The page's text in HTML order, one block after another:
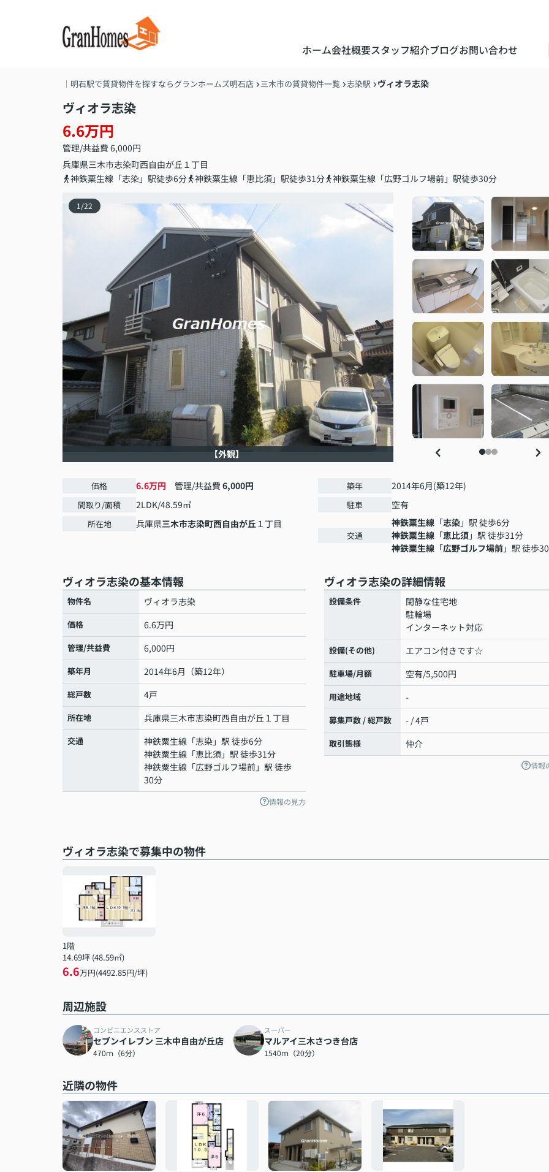
ホーム会社概要スタッフ紹介ブログお問い合わせ
｜明石駅で賃貸物件を探すならグランホームズ明石店 三木市の賃貸物件一覧 志染駅 ヴィオラ志染
ヴィオラ志染
6.6万円
管理/共益費 6,000円
兵庫県三木市志染町西自由が丘１丁目
神鉄粟生線「志染」駅徒歩6分
神鉄粟生線「恵比須」駅徒歩31分 神鉄粟生線「広野ゴルフ場前」駅徒歩30分
1 /22
【外観】
価格 6.6万円 管理/共益費 6,000円
間取り/面積 2LDK/48.59㎡
所在地 兵庫県三木市志染町西自由が丘１丁目
築年 2014年6月(築12年)
駐車 空有
交通
神鉄粟生線 「志染」駅 徒歩6分
神鉄粟生線 「恵比須」駅 徒歩31分
神鉄粟生線 「広野ゴルフ場前」駅 徒歩
ヴィオラ志染の基本情報
物件名 ヴィオラ志染
価格 6.6万円
管理/共益費 6,000円
築年月 2014年6月（築12年）
総戸数 4戸
所在地 兵庫県三木市志染町西自由が丘１丁目
交通 神鉄粟生線 「志染」駅 徒歩6分
神鉄粟生線 「恵比須」駅 徒歩31分
神鉄粟生線 「広野ゴルフ場前」駅 徒歩
30分
情報の見方
ヴィオラ志染の詳細情報
設備条件
閑静な住宅地
駐輪場
インターネット対応
設備(その他) エアコン付きです☆
駐車場/月額 空有/5,500円
用途地域 -
募集戸数 / 総戸数 - / 4戸
取引態様 仲介
情報
ヴィオラ志染で募集中の物件
1階
14.69坪 (48.59㎡)
6.6万円(4492.85円/坪)
周辺施設
コンビニエンスストア
セブンイレブン 三木中自由が丘店
470ｍ（6分）
スーパー
マルアイ三木さつき台店
1540ｍ（20分）
近隣の物件